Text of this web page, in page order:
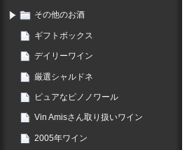
その他のお酒
ギフトボックス
デイリーワイン
厳選シャルドネ
ピュアなピノノワール
Vin Amisさん取り扱いワイン
2005年ワイン